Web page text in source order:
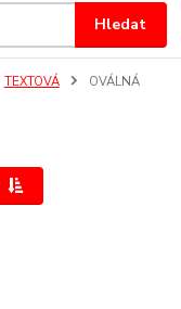
Hledat
TEXTOVÁ OVÁLNÁ